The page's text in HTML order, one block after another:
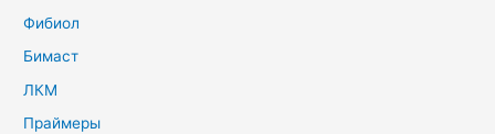
Фибиол
Бимаст
ЛКМ
Праймеры